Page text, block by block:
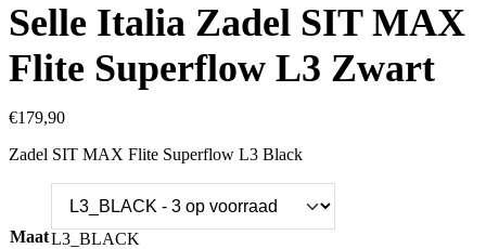
Selle Italia Zadel SIT MAX
Flite Superflow L3 Zwart
€179,90
Zadel SIT MAX Flite Superflow L3 Black
MaatL3_BLACK